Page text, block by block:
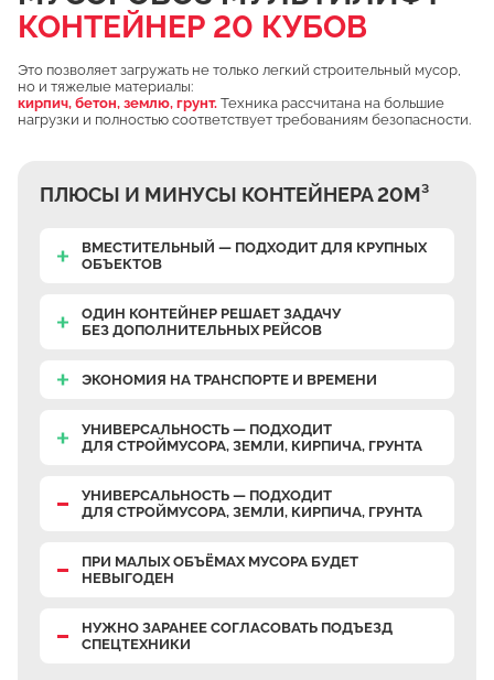
Чулково
Осеченки
Поповка
Кулаково
Поповка
Синьково
Еганово
Кривцы
Тяжино
Верхнее Велино
Становое
Шилово
КОНТЕЙНЕР 20 КУБОВ
Это позволяет загружать не только легкий строительный мусор,
но и тяжелые материалы:
кирпич, бетон, землю, грунт. Техника рассчитана на большие
нагрузки и полностью соответствует требованиям безопасности.
ПЛЮСЫ И МИНУСЫ КОНТЕЙНЕРА 20М³
ВМЕСТИТЕЛЬНЫЙ — ПОДХОДИТ ДЛЯ КРУПНЫХ
ОБЪЕКТОВ
ОДИН КОНТЕЙНЕР РЕШАЕТ ЗАДАЧУ
БЕЗ ДОПОЛНИТЕЛЬНЫХ РЕЙСОВ
ЭКОНОМИЯ НА ТРАНСПОРТЕ И ВРЕМЕНИ
УНИВЕРСАЛЬНОСТЬ — ПОДХОДИТ
ДЛЯ СТРОЙМУСОРА, ЗЕМЛИ, КИРПИЧА, ГРУНТА
УНИВЕРСАЛЬНОСТЬ — ПОДХОДИТ
ДЛЯ СТРОЙМУСОРА, ЗЕМЛИ, КИРПИЧА, ГРУНТА
ПРИ МАЛЫХ ОБЪЁМАХ МУСОРА БУДЕТ
НЕВЫГОДЕН
НУЖНО ЗАРАНЕЕ СОГЛАСОВАТЬ ПОДЪЕЗД
СПЕЦТЕХНИКИ